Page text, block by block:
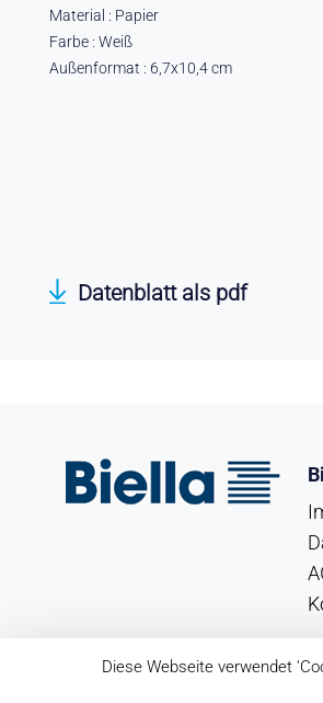
Material : Papier
Farbe : Weiß
Außenformat : 6,7x10,4 cm
Datenblatt als pdf
Diese Webseite verwendet